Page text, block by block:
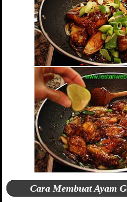
Cara Membuat Ayam